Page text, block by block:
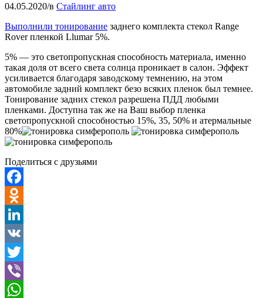
04.05.2020/в Стайлинг авто
Выполнили тонирование заднего комплекта стекол Range
Rover пленкой Llumar 5%.
5% — это светопропускная способность материала, именно
такая доля от всего света солнца проникает в салон. Эффект
усиливается благодаря заводскому темнению, на этом
автомобиле задний комплект безо всяких пленок был темнее.
Тонирование задних стекол разрешена ПДД любыми
пленками. Доступна так же на Ваш выбор пленка
светопропускной способностью 15%, 35, 50% и атермальные
80%
Поделиться с друзьями
Facebook
Odnoklassniki
LinkedIn
VK
Twitter
Viber